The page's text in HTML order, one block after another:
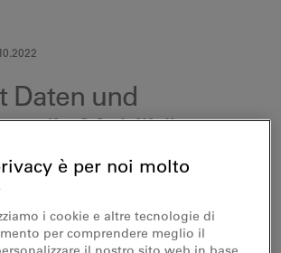
Daten und
die Mobilität
besseren
Mit dem Projekt ÖV42
è per noi molto
i cookie e altre tecnologie di
per comprendere meglio il